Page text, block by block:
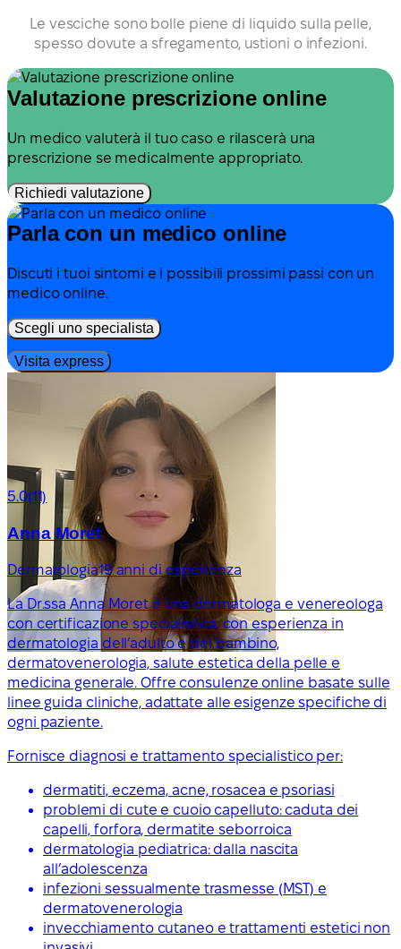
Le vesciche sono bolle piene di liquido sulla pelle,
spesso dovute a sfregamento, ustioni o infezioni.
Valutazione prescrizione online
Un medico valuterà il tuo caso e rilascerà una
prescrizione se medicalmente appropriato.
Richiedi valutazione
Parla con un medico online
Discuti i tuoi sintomi e i possibili prossimi passi con un
medico online.
Scegli uno specialista
Visita express
5.0(11)
Anna Moret
Dermatologia19 anni di esperienza
La Dr.ssa Anna Moret è una dermatologa e venereologa
con certificazione specialistica, con esperienza in
dermatologia dell’adulto e del bambino,
dermatovenerologia, salute estetica della pelle e
medicina generale. Offre consulenze online basate sulle
linee guida cliniche, adattate alle esigenze specifiche di
ogni paziente.
Fornisce diagnosi e trattamento specialistico per:
dermatiti, eczema, acne, rosacea e psoriasi
problemi di cute e cuoio capelluto: caduta dei
capelli, forfora, dermatite seborroica
dermatologia pediatrica: dalla nascita
all’adolescenza
infezioni sessualmente trasmesse (MST) e
dermatovenerologia
invecchiamento cutaneo e trattamenti estetici non